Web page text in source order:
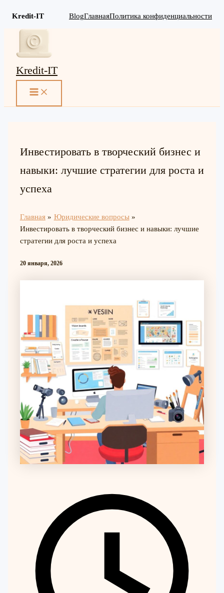
Kredit-IT BlogГлавнаяПолитика конфиденциальности
Перейти
содержимому
Kredit-IT
MAIN
Инвестировать в творческий бизнес и
навыки: лучшие стратегии для роста и
успеха
Главная
Юридические вопросы
Инвестировать в творческий бизнес и навыки: лучшие
стратегии для роста и успеха
20 января, 2026